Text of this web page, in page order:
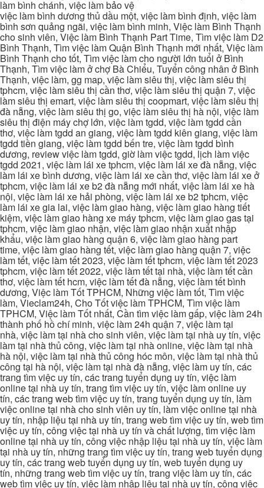
làm bình chánh, việc làm bảo vệ
việc làm bình dương thủ dầu một, việc làm bình định, việc làm
bình sơn quảng ngãi, việc làm bình minh, Việc làm Bình Thạnh
cho sinh viên, Việc làm Bình Thạnh Part Time, Tìm việc làm D2
Bình Thạnh, Tìm việc làm Quận Bình Thạnh mới nhất, Việc làm
Bình Thạnh cho tốt, Tìm việc làm cho người lớn tuổi ở Bình
Thạnh, Tìm việc làm ở chợ Bà Chiểu, Tuyển công nhân ở Bình
Thạnh, việc làm, gg map, việc làm siêu thị, việc làm siêu thị
tphcm, việc làm siêu thị cần thơ, việc làm siêu thị quận 7, việc
làm siêu thị emart, việc làm siêu thị coopmart, việc làm siêu thị
đà nẵng, việc làm siêu thị go, việc làm siêu thị hà nội, việc làm
siêu thị điện máy chợ lớn, việc làm tgdd, việc làm tgdd cần
thơ, việc làm tgdd an giang, việc làm tgdd kiên giang, việc làm
tgdd tiền giang, việc làm tgdd bến tre, việc làm tgdd bình
dương, review việc làm tgdd, giờ làm việc tgdd, lịch làm việc
tgdd 2021, việc làm lái xe tphcm, việc làm lái xe đà nẵng, việc
làm lái xe bình dương, việc làm lái xe cần thơ, việc làm lái xe ở
tphcm, việc làm lái xe b2 đà nẵng mới nhất, việc làm lái xe hà
nội, việc làm lái xe hải phòng, việc làm lái xe b2 tphcm, việc
làm lái xe gia lai, việc làm giao hàng, việc làm giao hàng tiết
kiệm, việc làm giao hàng xe máy tphcm, việc làm giao gas tại
tphcm, việc làm giao nhận, việc làm giao nhận xuất nhập
khẩu, việc làm giao hàng quận 6, việc làm giao hàng part
time, việc làm giao hàng tết, việc làm giao hàng quận 7, việc
làm tết, việc làm tết 2023, việc làm tết tphcm, việc làm tết 2023
tphcm, việc làm tết 2022, việc làm tết tại nhà, việc làm tết cần
thơ, việc làm tết hcm, việc làm tết đà nẵng, việc làm tết bình
dương, Việc làm Tốt TPHCM, Những việc làm tốt, Tìm việc
làm, Vieclam24h, Cho Tốt việc làm TPHCM, Tìm việc làm
TPHCM, Việc làm Tốt nhất, Cần tìm việc làm gấp, việc làm 24h
thành phố hồ chí minh, việc làm 24h quận 7, việc làm tại
nhà, việc làm tại nhà cho sinh viên, việc làm tại nhà uy tín, việc
làm tại nhà thủ công, việc làm tại nhà online, việc làm tại nhà
hà nội, việc làm tại nhà thủ công hóc môn, việc làm tại nhà thủ
công tại hà nội, việc làm tại nhà đà nẵng, việc làm uy tín, các
trang tìm việc uy tín, các trang tuyển dụng uy tín, việc làm
online tại nhà uy tín, trang tìm việc uy tín, việc làm online uy
tín, các trang web tìm việc uy tín, trang tuyển dụng uy tín, làm
việc online tại nhà cho sinh viên uy tín, làm việc online tại nhà
uy tín, nhập liệu tại nhà uy tín, trang web tìm việc uy tín, web tìm
việc uy tín, công việc tại nhà uy tín và chất lượng, tìm việc làm
online tại nhà uy tín, công việc nhập liệu tại nhà uy tín, việc làm
tại nhà uy tín, những trang tìm việc uy tín, trang web tuyển dụng
uy tín, các trang web tuyển dụng uy tín, web tuyển dụng uy
tín, những trang web tìm việc uy tín, trang việc làm uy tín, các
web tìm việc uy tín, việc làm nhập liệu tại nhà uy tín, công việc